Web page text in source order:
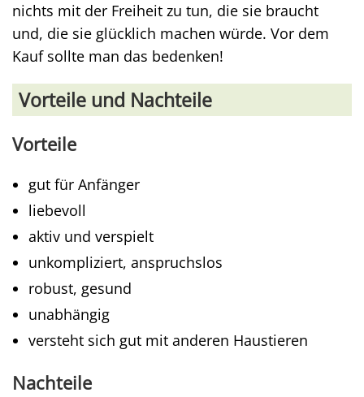
nichts mit der Freiheit zu tun, die sie braucht
und, die sie glücklich machen würde. Vor dem
Kauf sollte man das bedenken!
Vorteile und Nachteile
Vorteile
gut für Anfänger
liebevoll
aktiv und verspielt
unkompliziert, anspruchslos
robust, gesund
unabhängig
versteht sich gut mit anderen Haustieren
Nachteile